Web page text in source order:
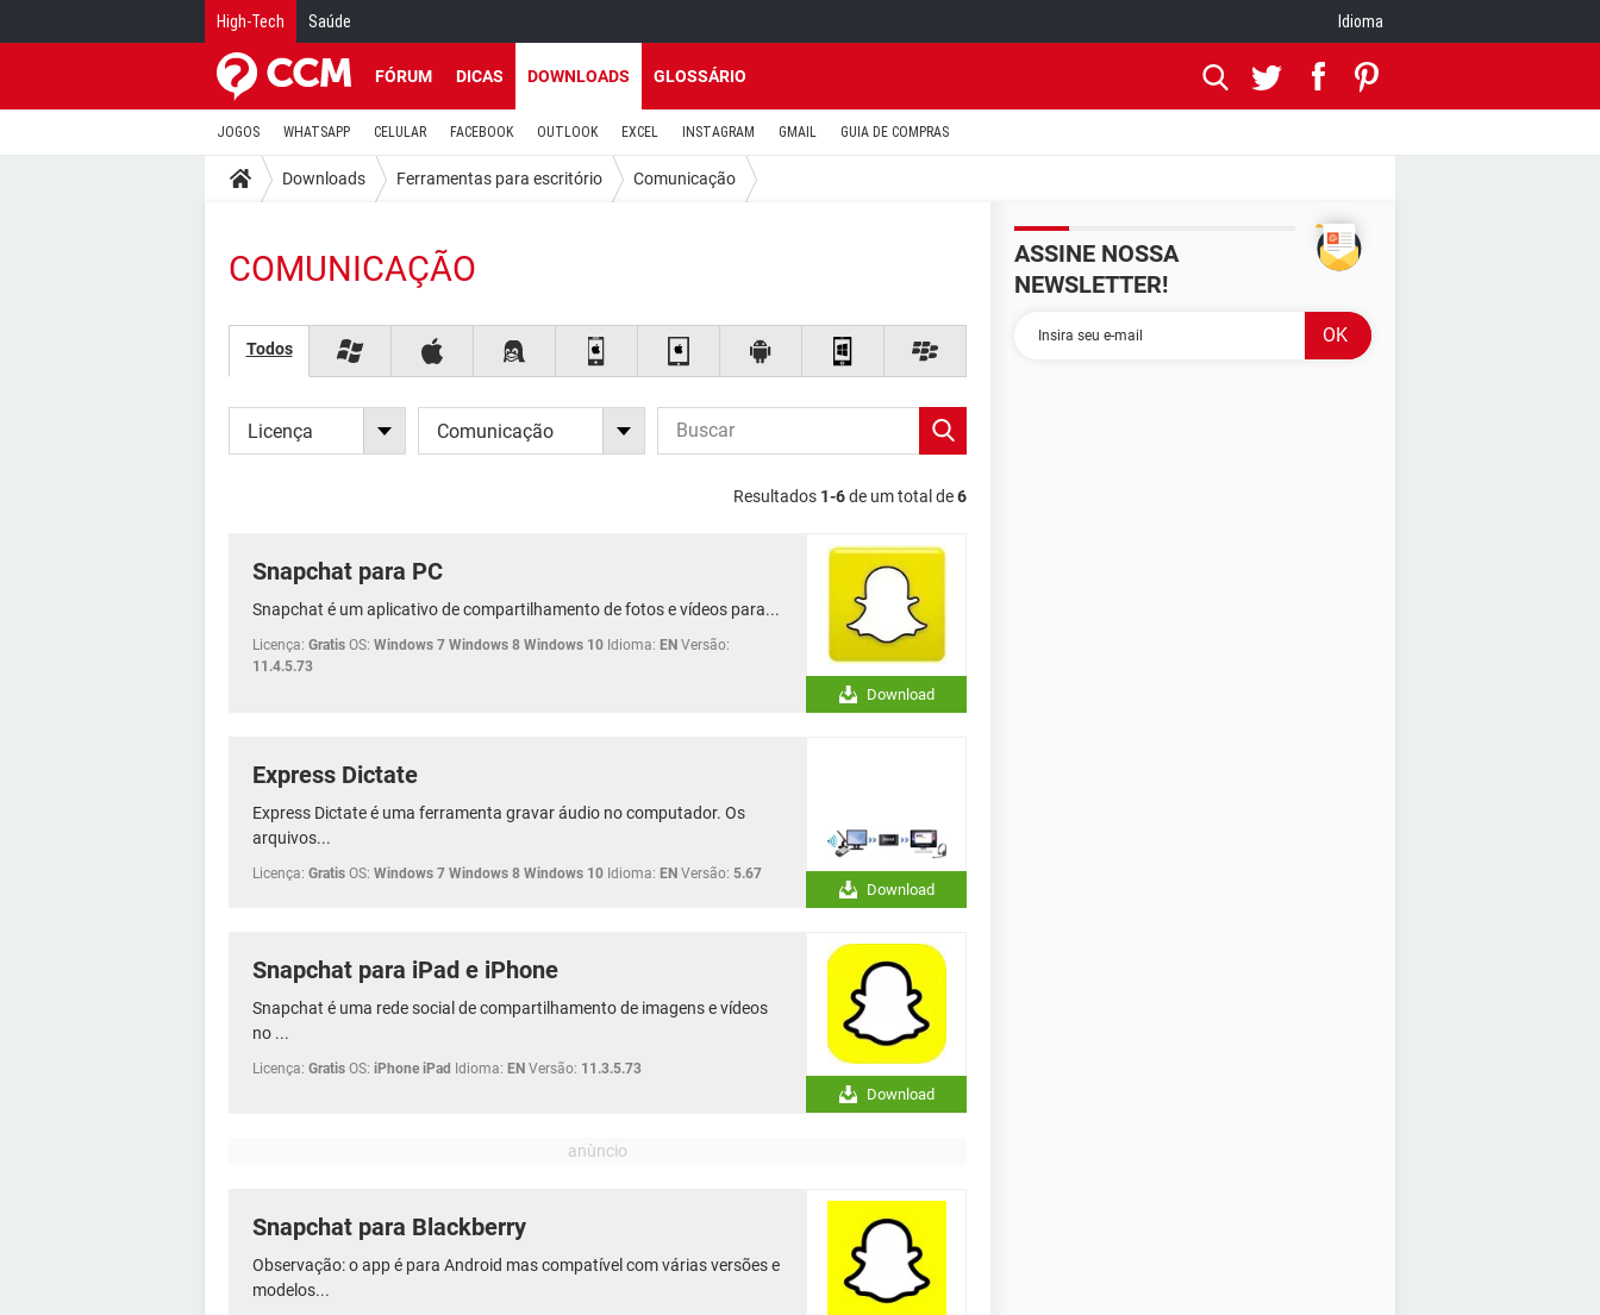
High-Tech Saúde Idioma
FÓRUM DICAS DOWNLOADS GLOSSÁRIO
JOGOS WHATSAPP CELULAR FACEBOOK OUTLOOK EXCEL INSTAGRAM GMAIL GUIA DE COMPRAS
Downloads Ferramentas para escritório Comunicação
COMUNICAÇÃO
Todos
Licença Comunicação
Resultados 1-6de um total de6
Snapchat para PC
Snapchat é um aplicativo de compartilhamento de fotos e vídeos para...
Licença: Gratis OS: Windows 7 Windows 8 Windows 10 Idioma: EN Versão:
11.4.5.73
Download
Express Dictate
Express Dictate é uma ferramenta gravar áudio no computador. Os
arquivos...
Licença: Gratis OS: Windows 7 Windows 8 Windows 10 Idioma: EN Versão: 5.67
Download
Snapchat para iPad e iPhone
Snapchat é uma rede social de compartilhamento de imagens e vídeos
no ...
Licença: Gratis OS: iPhone iPad Idioma: EN Versão: 11.3.5.73
Download
Snapchat para Blackberry
Observação: o app é para Android mas compatível com várias versões e
modelos...
ASSINE NOSSA
NEWSLETTER!